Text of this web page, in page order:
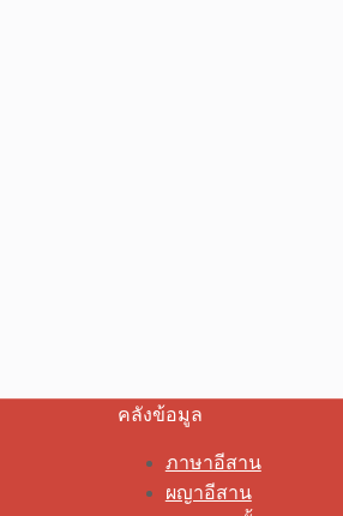
คลังข้อมูล
ภาษาอีสาน
ผญาอีสาน